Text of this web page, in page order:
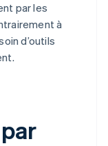
par les
à
d’outils